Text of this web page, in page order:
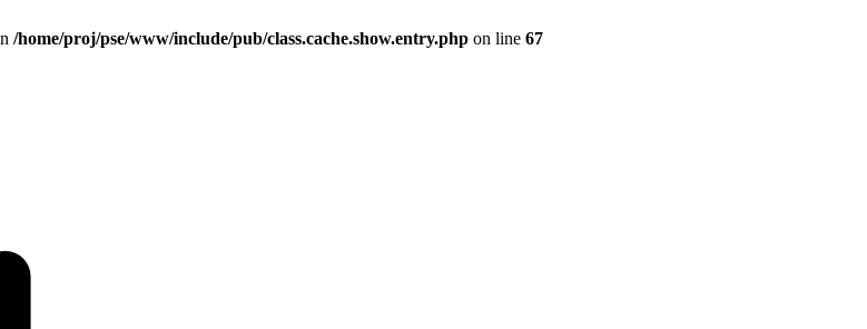
/home/proj/pse/www/include/pub/class.cache.show.entry.php on line 67